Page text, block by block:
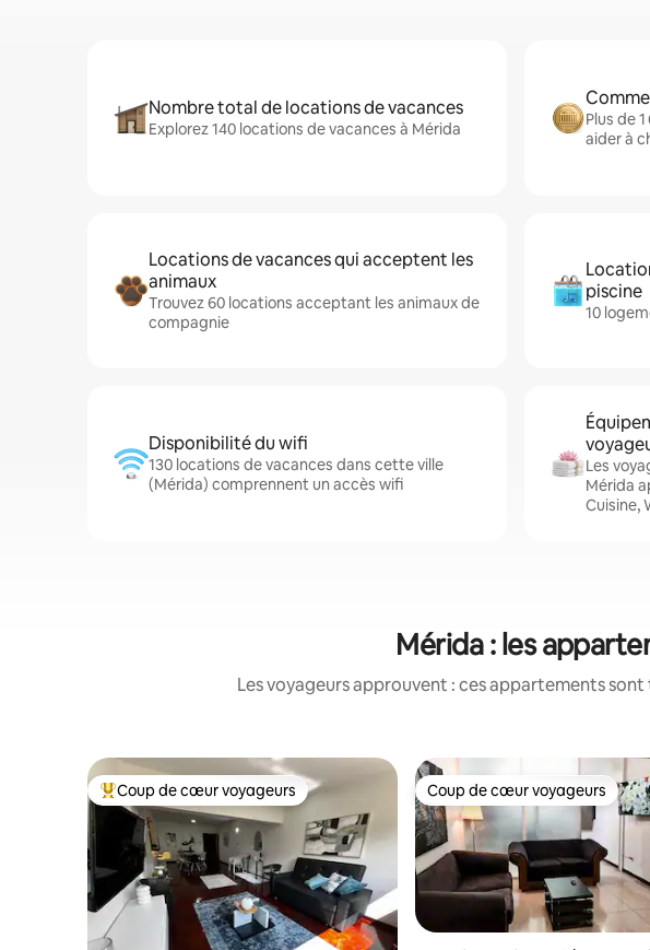
Nombre total de locations de vacances
Explorez 140 locations de vacances à Mérida
Plus de
aider à
Locations de vacances qui acceptent les
animaux
Trouvez 60 locations acceptant les animaux de
compagnie
piscine
10
Disponibilité du wifi
130 locations de vacances dans cette ville
(Mérida) comprennent un accès wifi
Les
Mérida
Cuisine,
Mérida : les
Les voyageurs approuvent : ces appartements
Coups de cœur voyageurs les plus appréciés
Coup de cœur voyageurs Coup de cœur voyageurs
Coup de cœur voyageurs